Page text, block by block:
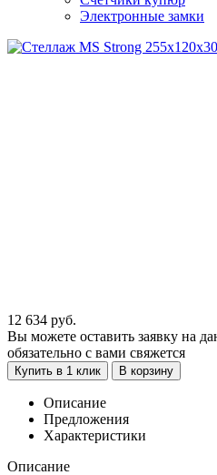
Электронные замки
12 634 руб.
Вы можете оставить заявку на
обязательно с вами свяжется
Купить в 1 клик В корзину
Описание
Предложения
Характеристики
Описание